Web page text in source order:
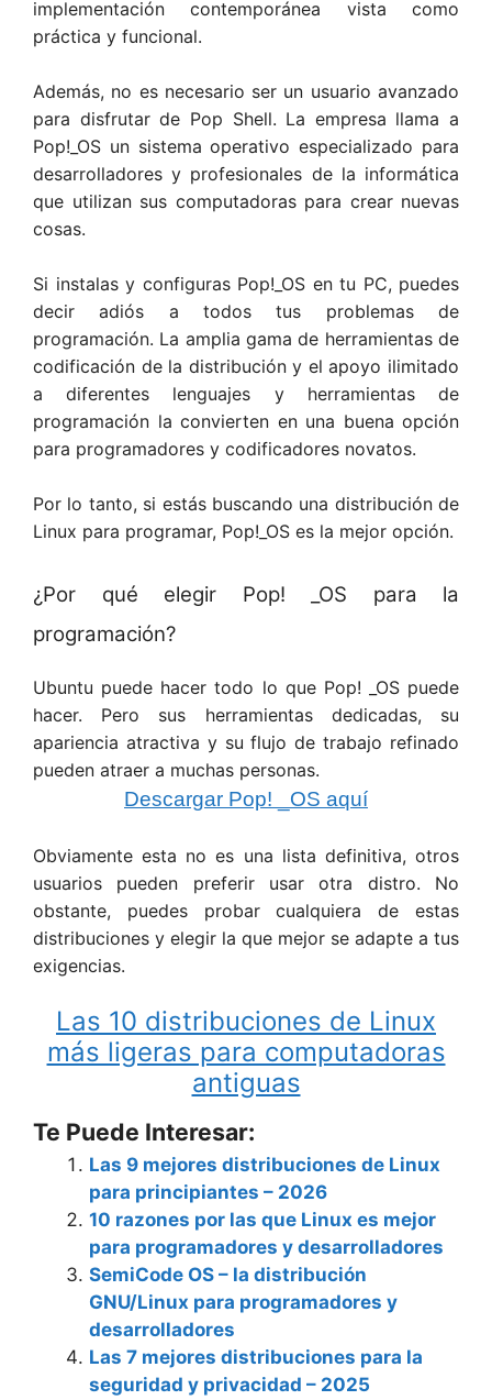
implementación contemporánea vista como
práctica y funcional.
Además, no es necesario ser un usuario avanzado
para disfrutar de Pop Shell. La empresa llama a
Pop!_OS un sistema operativo especializado para
desarrolladores y profesionales de la informática
que utilizan sus computadoras para crear nuevas
cosas.
Si instalas y configuras Pop!_OS en tu PC, puedes
decir adiós a todos tus problemas de
programación. La amplia gama de herramientas de
codificación de la distribución y el apoyo ilimitado
a diferentes lenguajes y herramientas de
programación la convierten en una buena opción
para programadores y codificadores novatos.
Por lo tanto, si estás buscando una distribución de
Linux para programar, Pop!_OS es la mejor opción.
¿Por qué elegir Pop! _OS para la
programación?
Ubuntu puede hacer todo lo que Pop! _OS puede
hacer. Pero sus herramientas dedicadas, su
apariencia atractiva y su flujo de trabajo refinado
pueden atraer a muchas personas.
Descargar Pop! _OS aquí
Obviamente esta no es una lista definitiva, otros
usuarios pueden preferir usar otra distro. No
obstante, puedes probar cualquiera de estas
distribuciones y elegir la que mejor se adapte a tus
exigencias.
Las 10 distribuciones de Linux
más ligeras para computadoras
antiguas
Te Puede Interesar:
Las 9 mejores distribuciones de Linux
para principiantes – 2026
10 razones por las que Linux es mejor
para programadores y desarrolladores
SemiCode OS – la distribución
GNU/Linux para programadores y
desarrolladores
Las 7 mejores distribuciones para la
seguridad y privacidad – 2025